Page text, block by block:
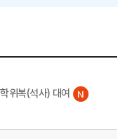
위복(석사) 대여